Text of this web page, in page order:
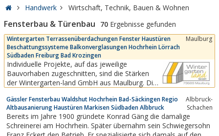
Handwerk Wirtschaft, Technik, Bauen & Wohnen
Fensterbau & Türenbau 70 Ergebnisse gefunden
Wintergarten Terrassenüberdachungen Fenster Haustüren
Beschattungssysteme Balkonverglasungen Hochrhein Lörrach
Südbaden Freiburg Bad Krozingen
Maulburg
Individuelle Projekte, auf das jeweilige
Bauvorhaben zugeschnitten, sind die Stärken
der Wintergarten-land GmbH aus Maulburg. Die
neuesten Stand und umfasst mehrere
komplette Wintergärten, diverse
Terrassenüberdachungen, Glashäuser,
Lamellendächer sowie verschiedene...
Gässler Fensterbau Waldshut Hochrhein Bad-Säckingen Regio
Altbausanierung Haustüren Markisen Südbaden Albbruck
Albbruck-
Schachen
Bereits im Jahre 1900 gründete Konrad Gäng die damalige
Schreinerei am Hochrhein. Später übernahm sein Schwiegersohn